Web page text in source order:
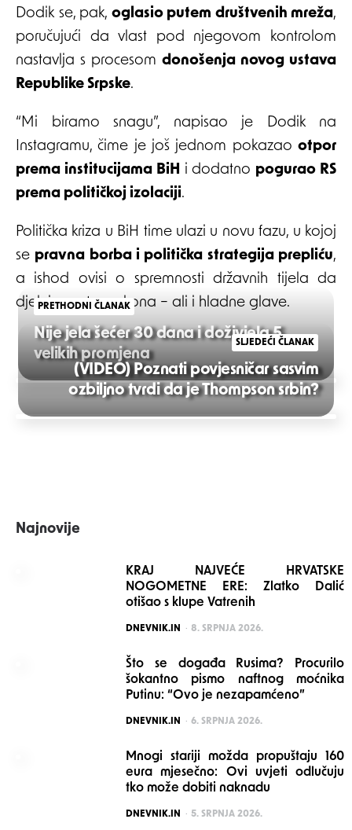
Dodik se, pak, oglasio putem društvenih mreža,
poručujući da vlast pod njegovom kontrolom
nastavlja s procesom donošenja novog ustava
Republike Srpske.
“Mi biramo snagu”, napisao je Dodik na
Instagramu, čime je još jednom pokazao otpor
prema institucijama BiH i dodatno pogurao RS
prema političkoj izolaciji.
Politička kriza u BiH time ulazi u novu fazu, u kojoj
se pravna borba i politička strategija prepliću,
a ishod ovisi o spremnosti državnih tijela da
djeluju unutar zakona – ali i hladne glave.
Post
navigation
PRETHODNI ČLANAK
Nije jela šećer 30 dana i doživjela 5
velikih promjena
SLJEDEĆI ČLANAK
(VIDEO) Poznati povjesničar sasvim
ozbiljno tvrdi da je Thompson srbin?
Najnovije
KRAJ NAJVEĆE HRVATSKE
NOGOMETNE ERE: Zlatko Dalić
otišao s klupe Vatrenih
POSTED
DNEVNIK.IN 8. SRPNJA 2026.
Što se događa Rusima? Procurilo
šokantno pismo naftnog moćnika
Putinu: “Ovo je nezapamćeno”
POSTED
DNEVNIK.IN 6. SRPNJA 2026.
Mnogi stariji možda propuštaju 160
eura mjesečno: Ovi uvjeti odlučuju
tko može dobiti naknadu
POSTED
DNEVNIK.IN 5. SRPNJA 2026.